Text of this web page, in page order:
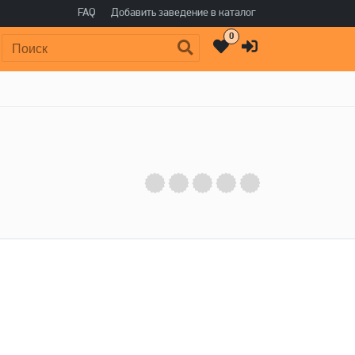
FAQ Добавить заведение в каталог
Поиск: 0